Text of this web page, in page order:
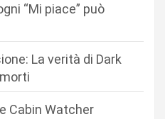
“Mi piace” può
La verità di Dark
Cabin Watcher